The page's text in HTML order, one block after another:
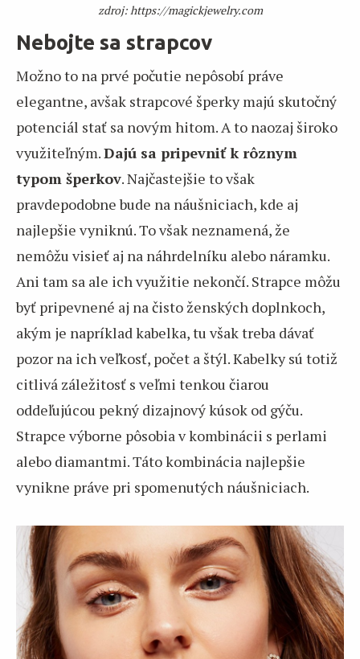
zdroj: https://magickjewelry.com
Nebojte sa strapcov
Možno to na prvé počutie nepôsobí práve
elegantne, avšak strapcové šperky majú skutočný
potenciál stať sa novým hitom. A to naozaj široko
využiteľným.Dajú sa pripevniť k rôznym
typom šperkov. Najčastejšie to však
pravdepodobne bude na náušniciach, kde aj
najlepšie vyniknú. To však neznamená, že
nemôžu visieť aj na náhrdelníku alebo náramku.
Ani tam sa ale ich využitie nekončí. Strapce môžu
byť pripevnené aj na čisto ženských doplnkoch,
akým je napríklad kabelka, tu však treba dávať
pozor na ich veľkosť, počet a štýl. Kabelky sú totiž
citlivá záležitosť s veľmi tenkou čiarou
oddeľujúcou pekný dizajnový kúsok od gýču.
Strapce výborne pôsobia v kombinácii s perlami
alebo diamantmi. Táto kombinácia najlepšie
vynikne práve pri spomenutých náušniciach.